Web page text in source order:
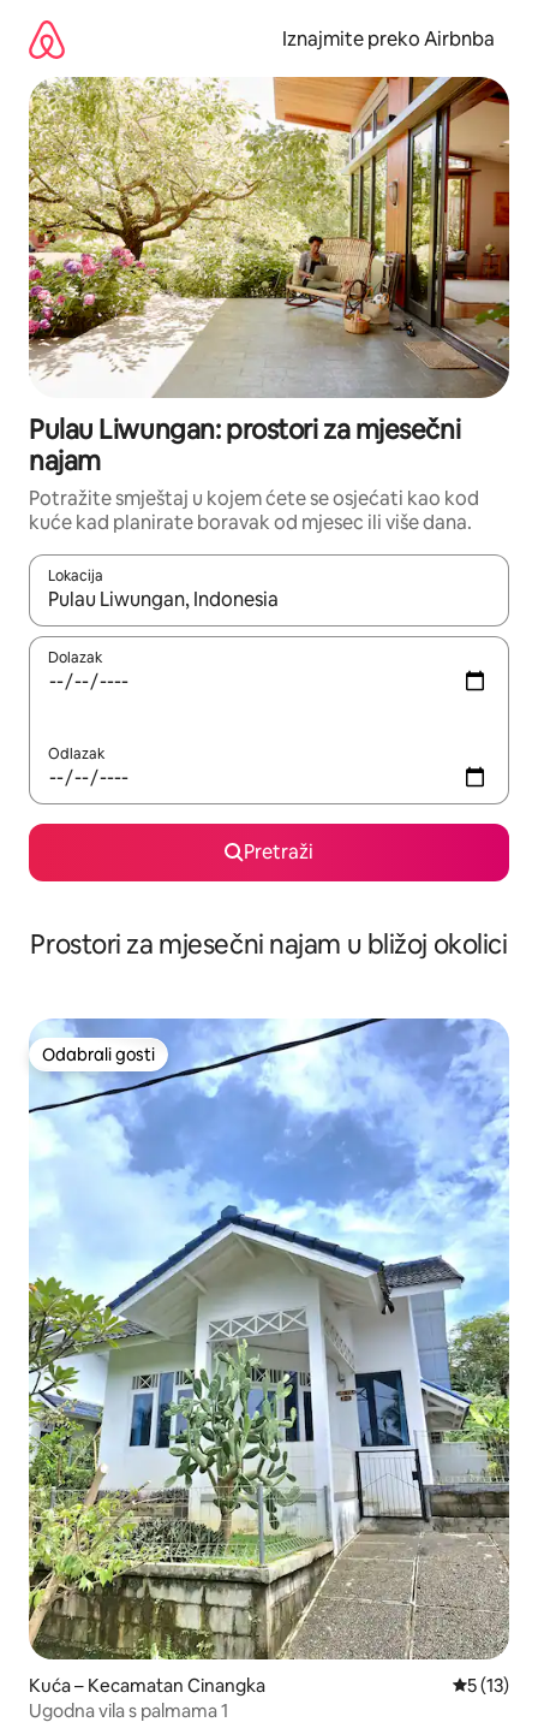
sadržaj
Iznajmite preko Airbnba
Pulau Liwungan: prostori za mjesečni
najam
Potražite smještaj u kojem ćete se osjećati kao kod
kuće kad planirate boravak od mjesec ili više dana.
Lokacija
Kada budu dostupni rezultati, moći ćete ih pregledati
Dolazak
Odlazak
Pretraži
Prostori za mjesečni najam u bližoj okolici
Odabrali gosti
Odabrali gosti
Kuća – Kecamatan Cinangka Prosječna
5 (13)
Ugodna vila s palmama 1